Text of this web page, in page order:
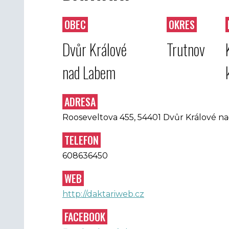
OBEC
Dvůr Králové
nad Labem
OKRES
Trutnov
ADRESA
Rooseveltova 455, 54401 Dvůr Králové
TELEFON
608636450
WEB
http://daktariweb.cz
FACEBOOK